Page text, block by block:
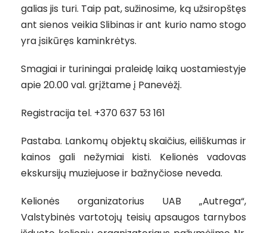
galias jis turi. Taip pat, sužinosime, ką užsiropštęs
ant sienos veikia Slibinas ir ant kurio namo stogo
yra įsikūręs kaminkrėtys.
Smagiai ir turiningai praleidę laiką uostamiestyje
apie 20.00 val. grįžtame į Panevėžį.
Registracija tel. +370 637 53 161
Pastaba. Lankomų objektų skaičius, eiliškumas ir
kainos gali nežymiai kisti. Kelionės vadovas
ekskursijų muziejuose ir bažnyčiose neveda.
Kelionės organizatorius UAB „Autrega“,
Valstybinės vartotojų teisių apsaugos tarnybos